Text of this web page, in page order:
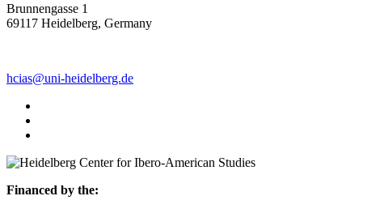
Brunnengasse 1
69117 Heidelberg, Germany
hcias@uni-heidelberg.de
Financed by the: